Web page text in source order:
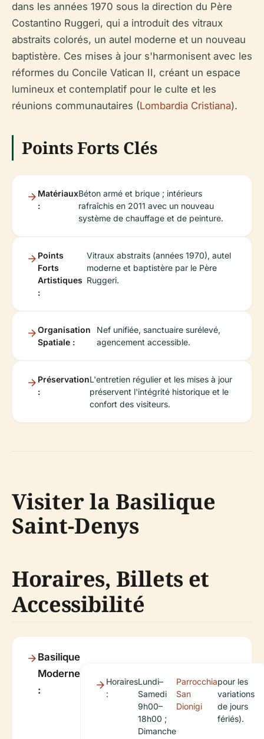
dans les années 1970 sous la direction du Père
Costantino Ruggeri, qui a introduit des vitraux
abstraits colorés, un autel moderne et un nouveau
baptistère. Ces mises à jour s'harmonisent avec les
réformes du Concile Vatican II, créant un espace
lumineux et contemplatif pour le culte et les
réunions communautaires (Lombardia Cristiana).
Points Forts Clés
Matériaux
:
Béton armé et brique ; intérieurs
rafraîchis en 2011 avec un nouveau
système de chauffage et de peinture.
Points
Forts
Artistiques
:
Vitraux abstraits (années 1970), autel
moderne et baptistère par le Père
Ruggeri.
Organisation
Spatiale :
Nef unifiée, sanctuaire surélevé,
agencement accessible.
Préservation
:
L'entretien régulier et les mises à jour
préservent l'intégrité historique et le
confort des visiteurs.
Visiter la Basilique
Saint-Denys
Horaires, Billets et
Accessibilité
Basilique
Moderne
:
Horaires
:
Lundi–
Samedi
9h00–
18h00 ;
Dimanche
Parrocchia
San
Dionigi
pour les
variations
de jours
fériés).